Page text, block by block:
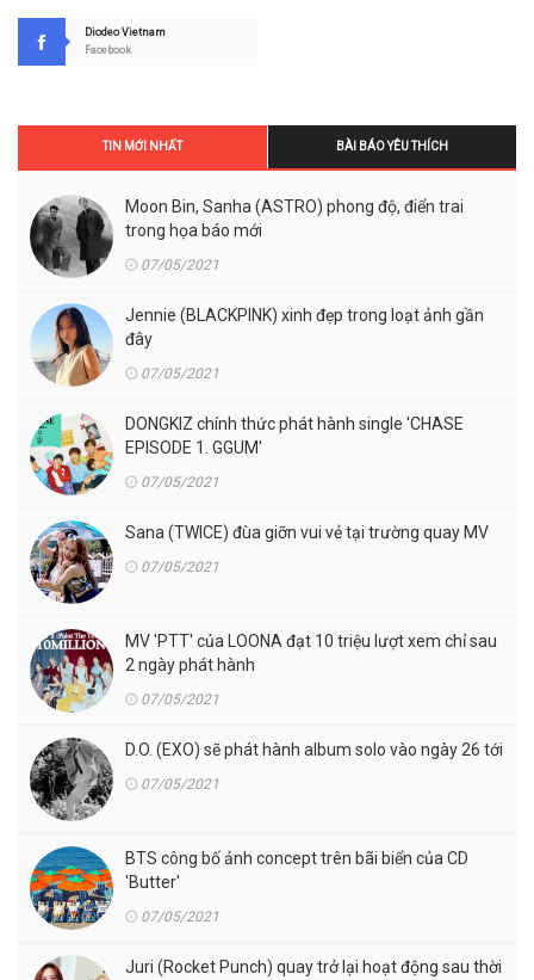
Diodeo Vietnam
Facebook
TIN MỚI NHẤT BÀI BÁO YÊU THÍCH
Moon Bin, Sanha (ASTRO) phong độ, điển trai
trong họa báo mới
07/05/2021
Jennie (BLACKPINK) xinh đẹp trong loạt ảnh gần
đây
07/05/2021
DONGKIZ chính thức phát hành single 'CHASE
EPISODE 1. GGUM'
07/05/2021
Sana (TWICE) đùa giỡn vui vẻ tại trường quay MV
07/05/2021
MV 'PTT' của LOONA đạt 10 triệu lượt xem chỉ sau
2 ngày phát hành
07/05/2021
D.O. (EXO) sẽ phát hành album solo vào ngày 26 tới
07/05/2021
BTS công bố ảnh concept trên bãi biển của CD
'Butter'
07/05/2021
Juri (Rocket Punch) quay trở lại hoạt động sau thời